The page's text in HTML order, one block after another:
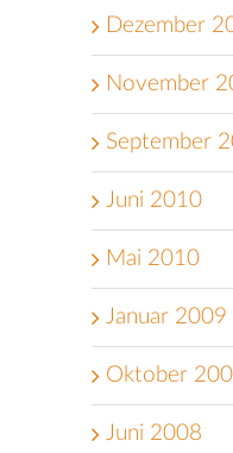
Dezember
November
September
Juni 2010
Mai 2010
Januar 2009
Oktober
Juni 2008